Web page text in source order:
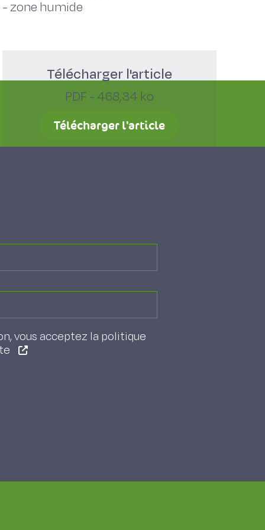
- zone humide
Télécharger l'article
PDF - 468,34 ko
Télécharger l'article
vous acceptez la politique